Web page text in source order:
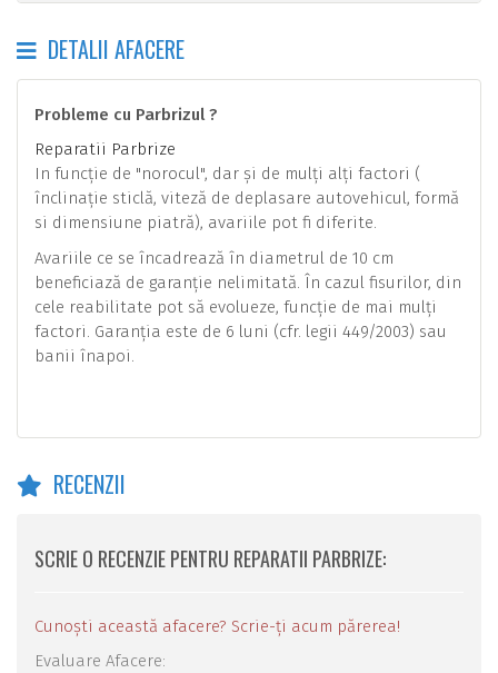
DETALII AFACERE
Probleme cu Parbrizul ?
Reparatii Parbrize
In funcţie de "norocul", dar şi de mulţi alţi factori (
înclinaţie sticlă, viteză de deplasare autovehicul, formă
si dimensiune piatră), avariile pot fi diferite.
Avariile ce se încadrează în diametrul de 10 cm
beneficiază de garanţie nelimitată. În cazul fisurilor, din
cele reabilitate pot să evolueze, funcţie de mai mulţi
factori. Garanţia este de 6 luni (cfr. legii 449/2003) sau
banii înapoi.
RECENZII
SCRIE O RECENZIE PENTRU REPARATII PARBRIZE:
Cunoști această afacere? Scrie-ți acum părerea!
Evaluare Afacere: